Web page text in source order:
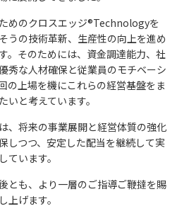
めのクロスエッジ®Technologyを
うの技術革新、生産性の向上を進め
。そのためには、資金調達能力、社
秀な人材確保と従業員のモチベーシ
の上場を機にこれらの経営基盤をま
と考えています。
、将来の事業展開と経営体質の強化
しつつ、安定した配当を継続して実
ています。
とも、より一層のご指導ご鞭撻を賜
上げます。